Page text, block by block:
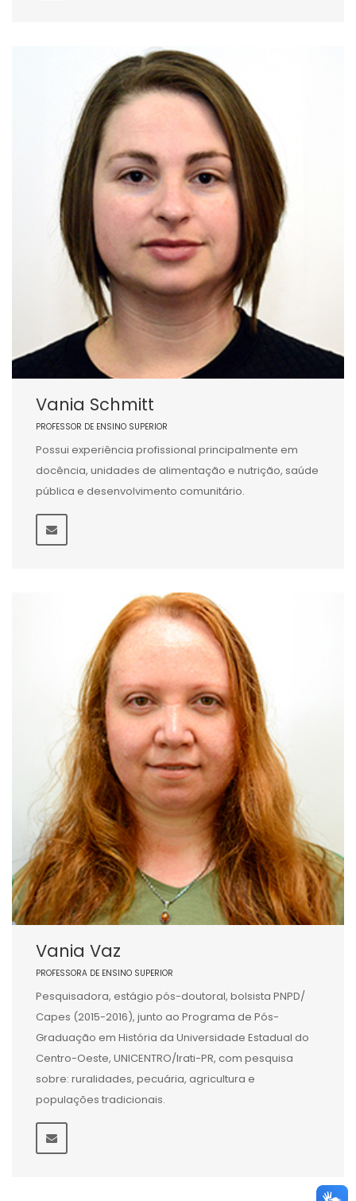
Vania Schmitt
PROFESSOR DE ENSINO SUPERIOR
Possui experiência profissional principalmente em
docência, unidades de alimentação e nutrição, saúde
pública e desenvolvimento comunitário.
Vania Vaz
PROFESSORA DE ENSINO SUPERIOR
Pesquisadora, estágio pós-doutoral, bolsista PNPD/
Capes (2015-2016), junto ao Programa de Pós-
Graduação em História da Universidade Estadual do
Centro-Oeste, UNICENTRO/Irati-PR, com pesquisa
sobre: ruralidades, pecuária, agricultura e
populações tradicionais.